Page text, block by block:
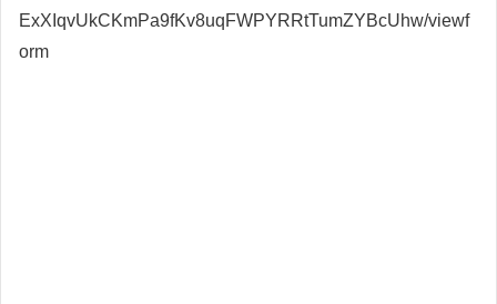
ExXIqvUkCKmPa9fKv8uqFWPYRRtTumZYBcUhw/viewf
orm